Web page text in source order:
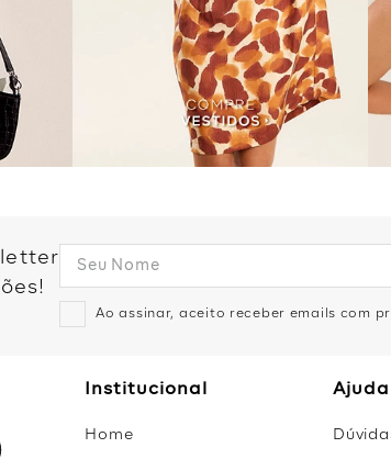
Ao assinar, aceito receber emails com
Institucional
Home
Ajuda